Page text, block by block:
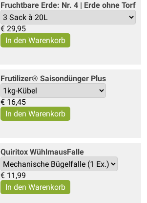
Fruchtbare Erde: Nr. 4 | Erde ohne Torf
€ 29,95
Frutilizer® Saisondünger Plus
€ 16,45
Quiritox WühlmausFalle
€ 11,99